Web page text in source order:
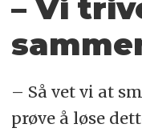
– Vi
– Så vet vi at
prøve å løse